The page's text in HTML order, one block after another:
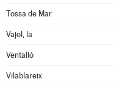
Tossa de Mar
Vajol, la
Ventalló
Vilablareix